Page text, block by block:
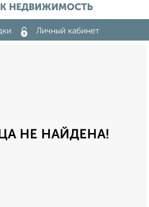
НЕДВИЖИМОСТЬ
Личный кабинет
НЕ НАЙДЕНА!